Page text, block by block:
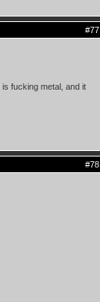
#77
fucking metal, and it
#78